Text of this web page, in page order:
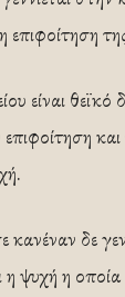
επιφοίτηση
είναι θεϊκό
δε
ψυχή η οποία